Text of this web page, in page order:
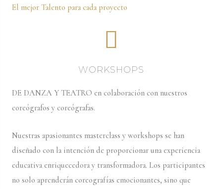
El mejor Talento para cada proyecto
WORKSHOPS
DE DANZA Y TEATRO en colaboración con nuestros
coreógrafos y coreógrafas.
Nuestras apasionantes masterclass y workshops se han
diseñado con la intención de proporcionar una experiencia
educativa enriquecedora y transformadora. Los participantes
no solo aprenderán coreografías emocionantes, sino que